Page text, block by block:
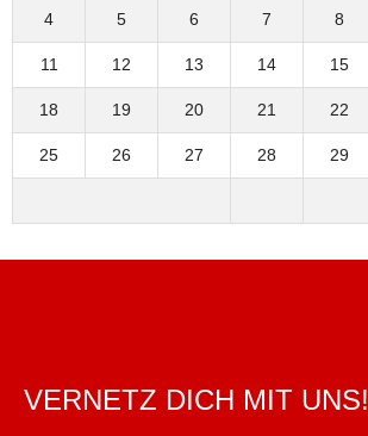
4 5 6 7 8
11 12 13 14 15
18 19 20 21 22
25 26 27 28 29
VERNETZ DICH MIT UNS!